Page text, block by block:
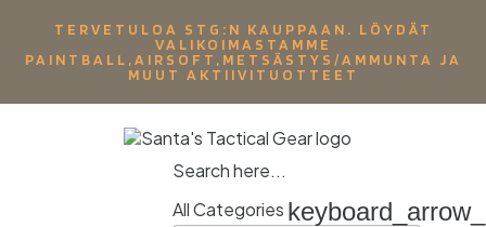
TERVETULOA STG:N KAUPPAAN. LÖYDÄT
VALIKOIMASTAMME
PAINTBALL,AIRSOFT,METSÄSTYS/AMMUNTA JA
MUUT AKTIIVITUOTTEET
Search here...
All Categories